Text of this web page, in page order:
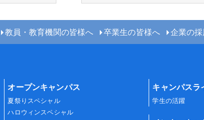
教員・教育機関の皆様へ 卒業生の皆様へ 企業の
オープンキャンパス
夏祭りスペシャル
ハロウィンスペシャル
キャンパスラ
学生の活躍